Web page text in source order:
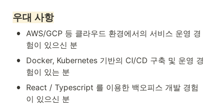
우대 사항
•
AWS/GCP 등 클라우드 환경에서의 서비스 운영 경
험이 있으신 분
•
Docker, Kubernetes 기반의 CI/CD 구축 및 운영 경
험이 있는 분
•
React / Typescript 를 이용한 백오피스 개발 경험
이 있으신 분